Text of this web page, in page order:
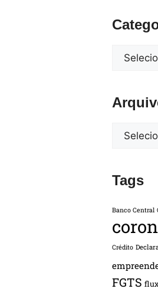
Tags
Banco Central
Crédito
FGTS